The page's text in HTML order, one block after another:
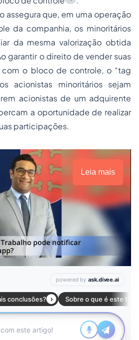
assegura que, em uma operação
da companhia, os minoritários
da mesma valorização obtida
garantir o direito de vender suas
o bloco de controle, o “tag
acionistas minoritários sejam
acionistas de um adquirente
a oportunidade de realizar
participações.
Leia mais